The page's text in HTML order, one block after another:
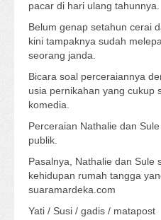
pacar di hari ulang tahunnya.
Belum genap setahun cerai
kini tampaknya sudah
seorang janda.
Bicara soal perceraiannya
usia pernikahan yang cukup
komedia.
Perceraian Nathalie dan
publik.
Pasalnya, Nathalie dan Sule
kehidupan rumah tangga
suaramardeka.com
Yati / Susi / gadis / matapost